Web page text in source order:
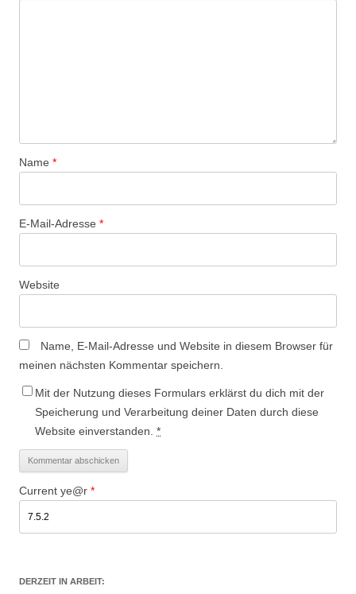
Name *
E-Mail-Adresse *
Website
Name, E-Mail-Adresse und Website in diesem Browser für
meinen nächsten Kommentar speichern.
Mit der Nutzung dieses Formulars erklärst du dich mit der
Speicherung und Verarbeitung deiner Daten durch diese
Website einverstanden. *
Current ye@r *
DERZEIT IN ARBEIT: